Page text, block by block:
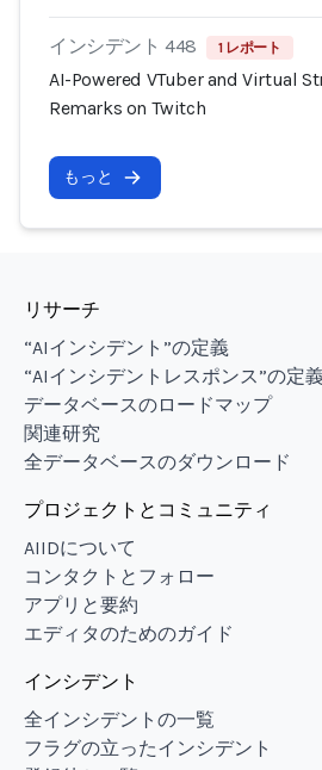
インシデント 448 1 レポート
AI-Powered VTuber and Virtual
Remarks on Twitch
もっと
リサーチ
“AIインシデント”の定義
“AIインシデントレスポンス”の定
データベースのロードマップ
関連研究
全データベースのダウンロード
プロジェクトとコミュニティ
AIIDについて
コンタクトとフォロー
アプリと要約
エディタのためのガイド
インシデント
全インシデントの一覧
フラグの立ったインシデント